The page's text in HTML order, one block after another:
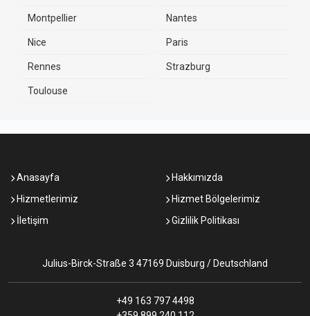
Montpellier Nantes
Nice Paris
Rennes Strazburg
Toulouse
Anasayfa
Hakkımızda
Hizmetlerimiz
Hizmet Bölgelerimiz
İletişim
Gizlilik Politikası
Julius-Birck-Straße 3 47169 Duisburg / Deutschland
+49 163 797 4498